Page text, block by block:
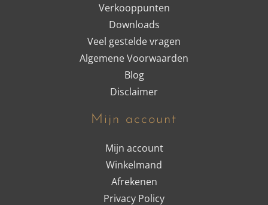
Verkooppunten
Downloads
Veel gestelde vragen
Algemene Voorwaarden
Blog
Disclaimer
Mijn account
Mijn account
Winkelmand
Afrekenen
Privacy Policy